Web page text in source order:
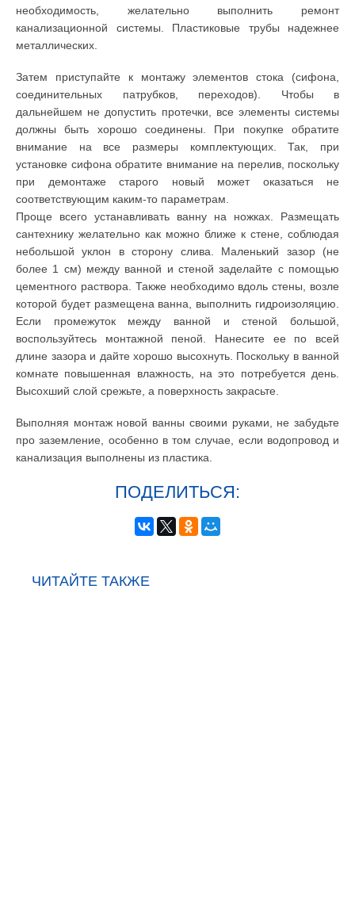
необходимость, желательно выполнить ремонт
канализационной системы. Пластиковые трубы надежнее
металлических.
Затем приступайте к монтажу элементов стока (сифона,
соединительных патрубков, переходов). Чтобы в
дальнейшем не допустить протечки, все элементы системы
должны быть хорошо соединены. При покупке обратите
внимание на все размеры комплектующих. Так, при
установке сифона обратите внимание на перелив, поскольку
при демонтаже старого новый может оказаться не
соответствующим каким-то параметрам.
Проще всего устанавливать ванну на ножках. Размещать
сантехнику желательно как можно ближе к стене, соблюдая
небольшой уклон в сторону слива. Маленький зазор (не
более 1 см) между ванной и стеной заделайте с помощью
цементного раствора. Также необходимо вдоль стены, возле
которой будет размещена ванна, выполнить гидроизоляцию.
Если промежуток между ванной и стеной большой,
воспользуйтесь монтажной пеной. Нанесите ее по всей
длине зазора и дайте хорошо высохнуть. Поскольку в ванной
комнате повышенная влажность, на это потребуется день.
Высохший слой срежьте, а поверхность закрасьте.
Выполняя монтаж новой ванны своими руками, не забудьте
про заземление, особенно в том случае, если водопровод и
канализация выполнены из пластика.
ПОДЕЛИТЬСЯ:
ЧИТАЙТЕ ТАКЖЕ